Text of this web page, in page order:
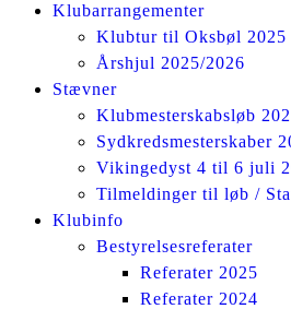
Klubarrangementer
Klubtur til Oksbøl 2025
Årshjul 2025/2026
Stævner
Klubmesterskabsløb
Sydkredsmesterskaber
Vikingedyst 4 til 6 juli
Tilmeldinger til løb /
Klubinfo
Bestyrelsesreferater
Referater 2025
Referater 2024